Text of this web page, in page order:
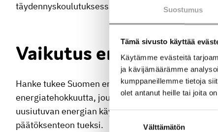
Suostumus
Tämä sivusto käyttää
Käytämme evästeitä
ja kävijämäärämme
kumppaneillemme tietoja
olet antanut heille tai joita
Suostumuksen
Välttämätön
täydennyskoulutuksessa ja alan kehitystyössä.
Vaikutus
Hanke tukee Suomen energiamurrosta ja EPBD-
energiatehokkuutta, joustoa ja älykästä ohjausta.
uusiutuvan energian käyttöä. Materiaalit
päätöksenteon tueksi.